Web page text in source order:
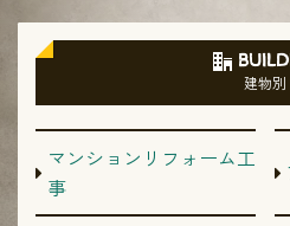
建物別
マンションリフォーム工
事